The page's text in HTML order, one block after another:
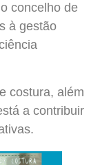
concelho de
à gestão
costura, além
a contribuir